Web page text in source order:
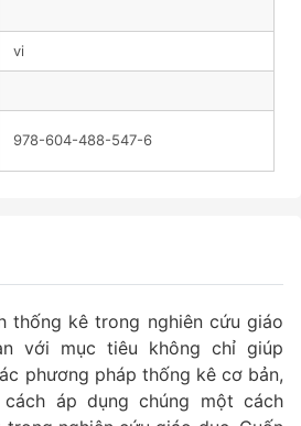
vi
978-604-488-547-6
thống kê trong nghiên cứu giáo
với mục tiêu không chỉ giúp
phương pháp thống kê cơ bản,
áp dụng chúng một cách